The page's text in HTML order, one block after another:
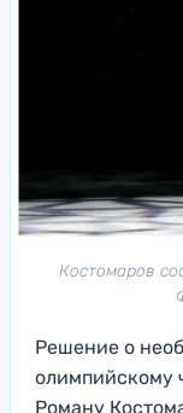
Костомаров
Решение о
олимпийскому
Роману